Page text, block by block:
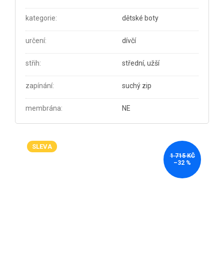
kategorie: dětské boty
určení: dívčí
střih: střední, užší
zapínání: suchý zip
membrána: NE
SLEVA
1 715 KČ
–32 %